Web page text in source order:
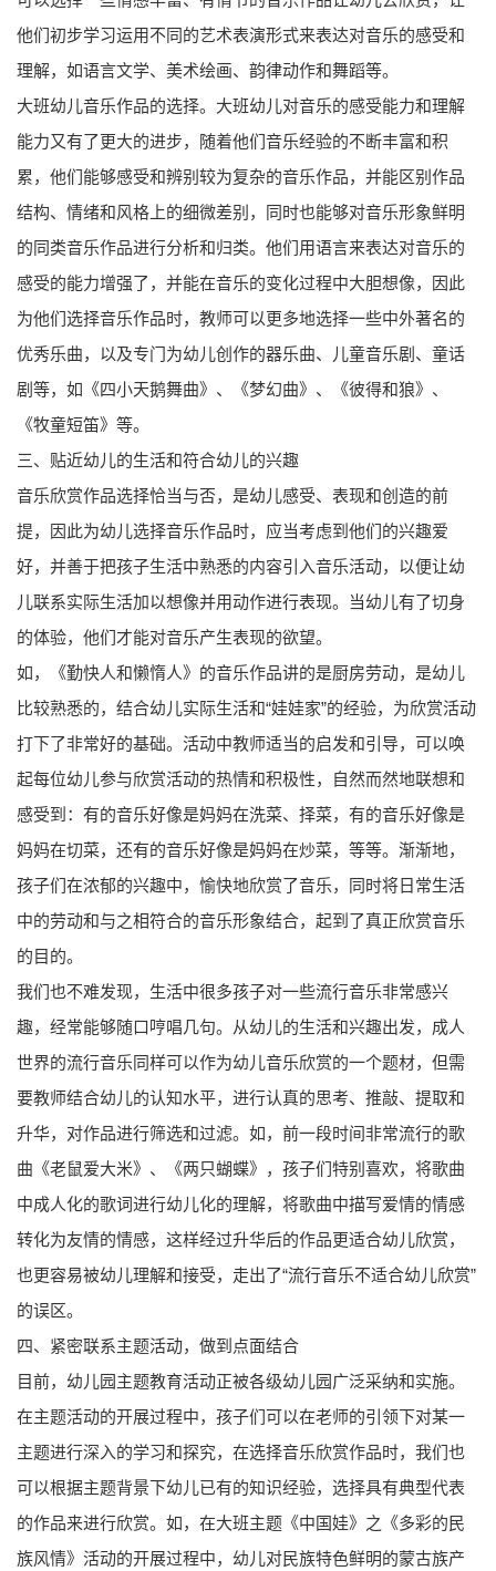
他们初步学习运用不同的艺术表演形式来表达对音乐的感受和
理解，如语言文学、美术绘画、韵律动作和舞蹈等。
大班幼儿音乐作品的选择。大班幼儿对音乐的感受能力和理解
能力又有了更大的进步，随着他们音乐经验的不断丰富和积
累，他们能够感受和辨别较为复杂的音乐作品，并能区别作品
结构、情绪和风格上的细微差别，同时也能够对音乐形象鲜明
的同类音乐作品进行分析和归类。他们用语言来表达对音乐的
感受的能力增强了，并能在音乐的变化过程中大胆想像，因此
为他们选择音乐作品时，教师可以更多地选择一些中外著名的
优秀乐曲，以及专门为幼儿创作的器乐曲、儿童音乐剧、童话
剧等，如《四小天鹅舞曲》、《梦幻曲》、《彼得和狼》、
《牧童短笛》等。
三、贴近幼儿的生活和符合幼儿的兴趣
音乐欣赏作品选择恰当与否，是幼儿感受、表现和创造的前
提，因此为幼儿选择音乐作品时，应当考虑到他们的兴趣爱
好，并善于把孩子生活中熟悉的内容引入音乐活动，以便让幼
儿联系实际生活加以想像并用动作进行表现。当幼儿有了切身
的体验，他们才能对音乐产生表现的欲望。
如，《勤快人和懒惰人》的音乐作品讲的是厨房劳动，是幼儿
比较熟悉的，结合幼儿实际生活和“娃娃家”的经验，为欣赏活动
打下了非常好的基础。活动中教师适当的启发和引导，可以唤
起每位幼儿参与欣赏活动的热情和积极性，自然而然地联想和
感受到：有的音乐好像是妈妈在洗菜、择菜，有的音乐好像是
妈妈在切菜，还有的音乐好像是妈妈在炒菜，等等。渐渐地，
孩子们在浓郁的兴趣中，愉快地欣赏了音乐，同时将日常生活
中的劳动和与之相符合的音乐形象结合，起到了真正欣赏音乐
的目的。
我们也不难发现，生活中很多孩子对一些流行音乐非常感兴
趣，经常能够随口哼唱几句。从幼儿的生活和兴趣出发，成人
世界的流行音乐同样可以作为幼儿音乐欣赏的一个题材，但需
要教师结合幼儿的认知水平，进行认真的思考、推敲、提取和
升华，对作品进行筛选和过滤。如，前一段时间非常流行的歌
曲《老鼠爱大米》、《两只蝴蝶》，孩子们特别喜欢，将歌曲
中成人化的歌词进行幼儿化的理解，将歌曲中描写爱情的情感
转化为友情的情感，这样经过升华后的作品更适合幼儿欣赏，
也更容易被幼儿理解和接受，走出了“流行音乐不适合幼儿欣赏”
的误区。
四、紧密联系主题活动，做到点面结合
目前，幼儿园主题教育活动正被各级幼儿园广泛采纳和实施。
在主题活动的开展过程中，孩子们可以在老师的引领下对某一
主题进行深入的学习和探究，在选择音乐欣赏作品时，我们也
可以根据主题背景下幼儿已有的知识经验，选择具有典型代表
的作品来进行欣赏。如，在大班主题《中国娃》之《多彩的民
族风情》活动的开展过程中，幼儿对民族特色鲜明的蒙古族产